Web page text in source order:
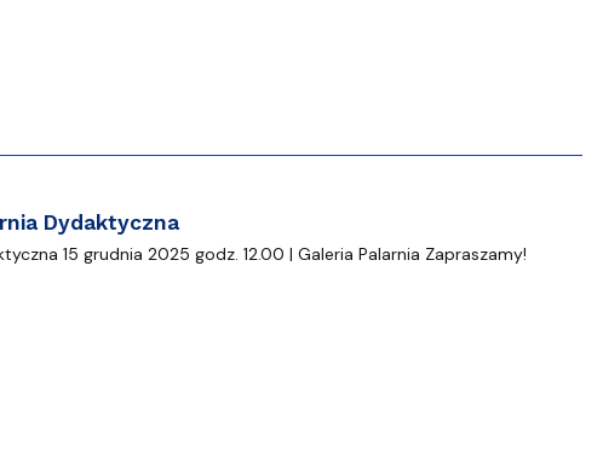
Dydaktyczna
15 grudnia 2025 godz. 12.00 | Galeria Palarnia Zapraszamy!